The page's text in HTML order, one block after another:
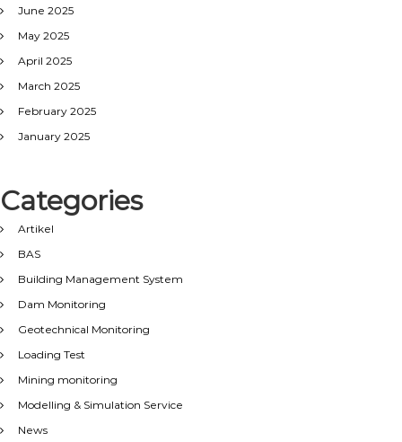
June 2025
May 2025
April 2025
March 2025
February 2025
January 2025
Categories
Artikel
BAS
Building Management System
Dam Monitoring
Geotechnical Monitoring
Loading Test
Mining monitoring
Modelling & Simulation Service
News